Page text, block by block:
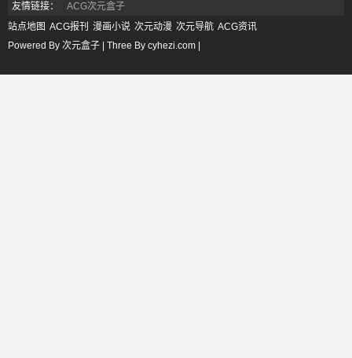
友情链接：
ACG次元盒子
站点地图 ACG报刊 漫画小说 次元动漫 次元导航 ACG资讯
Powered By 次元盒子 | Three By cyhezi.com |